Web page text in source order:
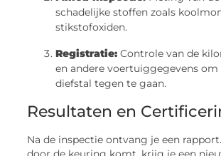
schadelijke stoffen zoals
stikstofoxiden.
Registratie: Controle van de
en andere voertuiggegevens om
diefstal tegen te gaan.
Resultaten en
Na de inspectie ontvang je een
door de keuring komt, krijg je een